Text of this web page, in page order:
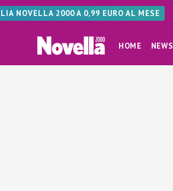
NOVELLA 2000 A 0,99 EURO AL MESE
HOME NEWS